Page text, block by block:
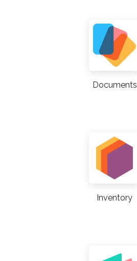
Documents
Inventory